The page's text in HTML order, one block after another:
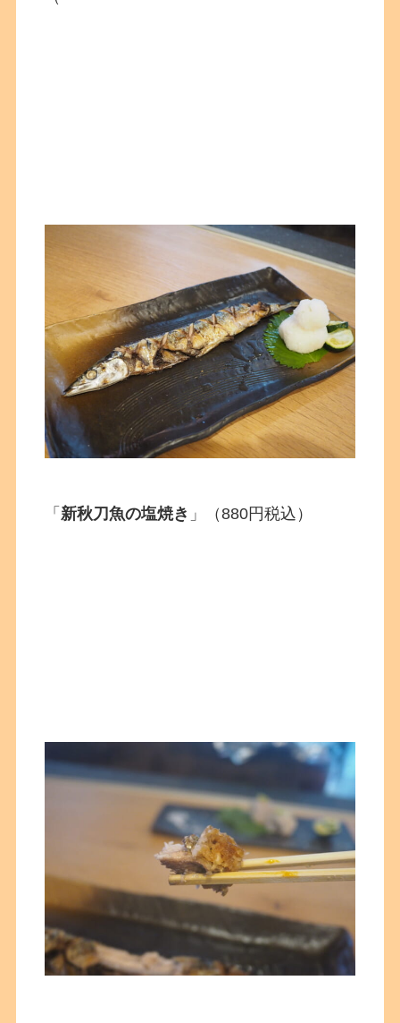
「 新秋刀魚の塩焼き 」（880円税込）